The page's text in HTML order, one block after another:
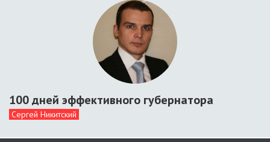
100 дней эффективного губернатора
Сергей Никитский